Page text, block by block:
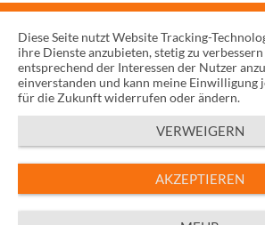
Diese Seite nutzt Website Tracking-
ihre Dienste anzubieten, stetig zu
entsprechend der Interessen der Nutzer
einverstanden und kann meine
für die Zukunft widerrufen oder ändern.
VERWEIGERN
AKZEPTIEREN